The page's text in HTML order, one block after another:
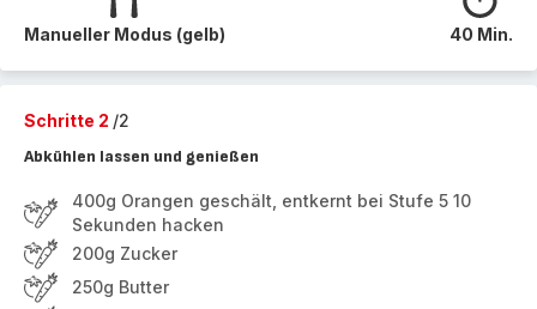
Manueller Modus (gelb) 40 Min.
Schritte 2 /2
Abkühlen lassen und genießen
400g Orangen geschält, entkernt bei Stufe 5 10
Sekunden hacken
200g Zucker
250g Butter